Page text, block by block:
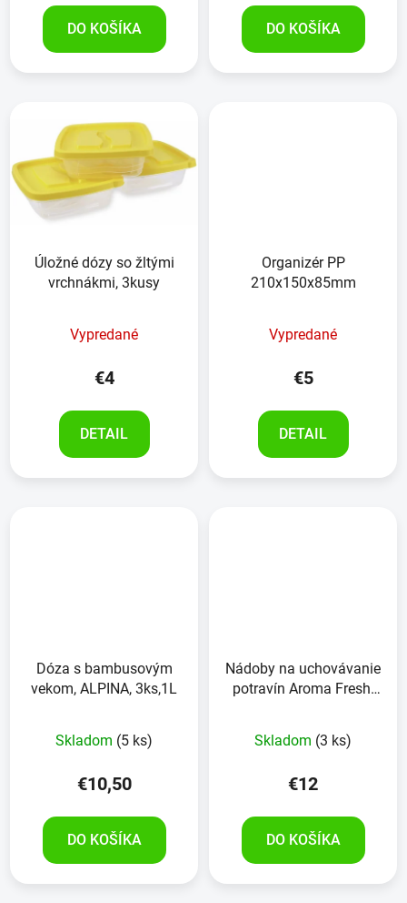
DO KOŠÍKA DO KOŠÍKA
Úložné dózy so žltými
vrchnákmi, 3kusy
Vypredané
€4
DETAIL
Organizér PP
210x150x85mm
Vypredané
€5
DETAIL
Dóza s bambusovým
vekom, ALPINA, 3ks,1L
Skladom (5 ks)
€10,50
DO KOŠÍKA
Nádoby na uchovávanie
potravín Aroma Fresh,
Skladom (3 ks)
€12
DO KOŠÍKA